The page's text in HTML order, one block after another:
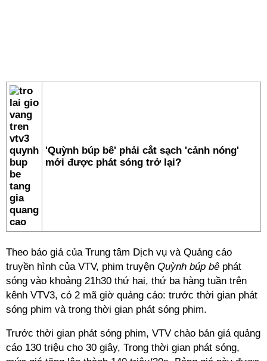
'Quỳnh búp bê' phải cắt sạch 'cảnh nóng'
mới được phát sóng trở lại?
Theo báo giá của Trung tâm Dịch vụ và Quảng cáo
truyền hình của VTV, phim truyện Quỳnh búp bê phát
sóng vào khoảng 21h30 thứ hai, thứ ba hàng tuần trên
kênh VTV3, có 2 mã giờ quảng cáo: trước thời gian phát
sóng phim và trong thời gian phát sóng phim.
Trước thời gian phát sóng phim, VTV chào bán giá quảng
cáo 130 triệu cho 30 giây, Trong thời gian phát sóng,